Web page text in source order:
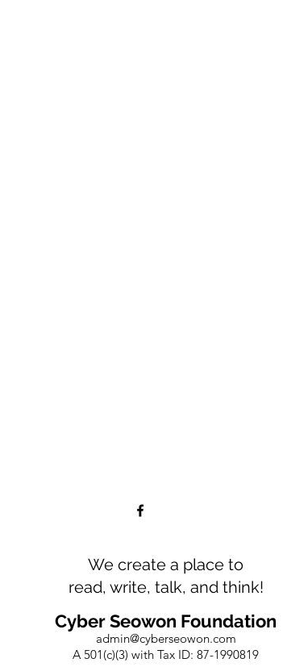
We create a place to
read, write, talk, and think!
Cyber Seowon Foundation
admin@cyberseowon.com
A 501(c)(3) with Tax ID: 87-1990819